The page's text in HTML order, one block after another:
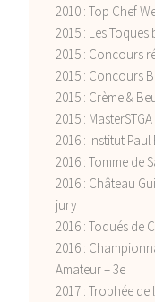
2010 : Top Chef
2015 : Les
2015 : Concours
2015 : Concours
2015 : Crème &
2015 :
2016 : Institut
2016 : Tomme de
2016 : Château
jury
2016 : Toqués de
2016 :
Amateur – 3e
2017 : Trophée de